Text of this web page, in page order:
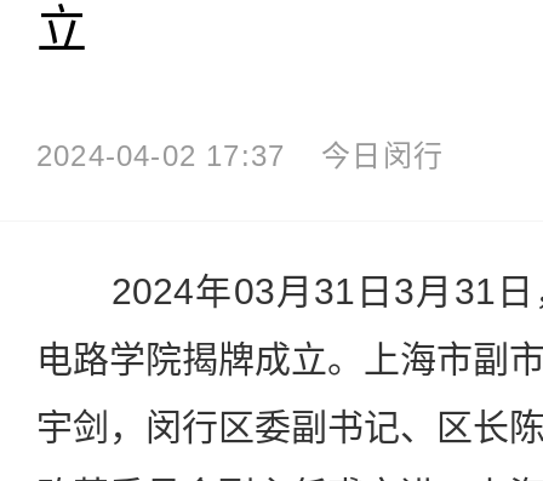
立
2024-04-02 17:37 今日闵行
2024年03月31日3月31日
电路学院揭牌成立。上海市副
宇剑，闵行区委副书记、区长